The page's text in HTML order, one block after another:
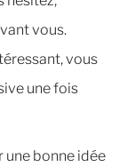
vous.
vous
une fois
une bonne idée